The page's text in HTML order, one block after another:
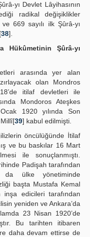
yı Devlet Lâyihasının
radikal değişiklikler
669 sayılı ilk Şûrâ-yı
38].
Hükûmetinin Şûrâ-yı
arasında yer alan
olan Mondros
itilaf devletleri ile
Mondoros Ateşkes
1920 yılında Son
39] kabul edilmişti.
öncülüğünde İtilaf
ve bu baskılar 16 Mart
ile sonuçlanmıştı.
Padişah tarafından
da ülke yönetiminde
başta Mustafa Kemal
edicileri tarafından
yeniden ve Ankara’da
23 Nisan 1920’de
Bu tarihten itibaren
daha devam ettirse de